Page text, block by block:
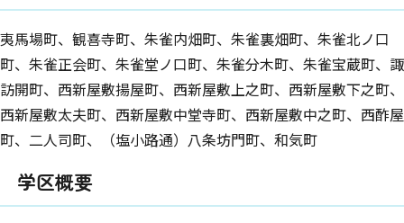
夷馬場町、観喜寺町、朱雀内畑町、朱雀裏畑町、朱雀北ノ口
町、朱雀正会町、朱雀堂ノ口町、朱雀分木町、朱雀宝蔵町、諏
訪開町、西新屋敷揚屋町、西新屋敷上之町、西新屋敷下之町、
西新屋敷太夫町、西新屋敷中堂寺町、西新屋敷中之町、西酢屋
町、二人司町、（塩小路通）八条坊門町、和気町
学区概要